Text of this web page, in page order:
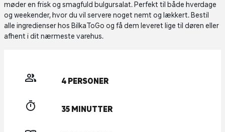
møder en frisk og smagfuld bulgursalat. Perfekt til både hverdage
og weekender, hvor du vil servere noget nemt og lækkert. Bestil
alle ingredienser hos BilkaToGo og få dem leveret lige til døren eller
afhent i dit nærmeste varehus.
4 PERSONER
35 MINUTTER